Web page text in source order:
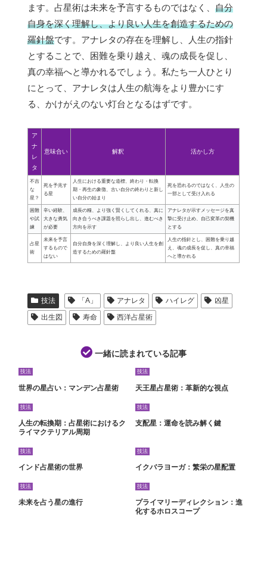
ます。占星術は未来を予言するものではなく、 自分
自身を深く理解し、より良い人生を創造するための
羅針盤です。アナレタの存在を理解し、人生の指針
とすることで、困難を乗り越え、魂の成長を促し、
真の幸福へと導かれるでしょう。私たち一人ひとり
にとって、アナレタは人生の航海をより豊かにす
る、かけがえのない灯台となるはずです。
ア
ナ
レ
タ
意味合い 解釈 活かし方
不吉
な
星？
死を予兆す
る星
人生における重要な道標、終わり・転換
期・再生の象徴、古い自分の終わりと新し
い自分の始まり
死を恐れるのではなく、人生の
一部として受け入れる
困難
や試
練
辛い経験、
大きな勇気
が必要
成長の糧、より強く賢くしてくれる、真に
向き合うべき課題を照らし出し、進むべき
方向を示す
アナレタが示すメッセージを真
摯に受け止め、自己変革の契機
とする
占星
術
未来を予言
するもので
はない
自分自身を深く理解し、より良い人生を創
造するための羅針盤
人生の指針とし、困難を乗り越
え、魂の成長を促し、真の幸福
へと導かれる
技法 「A」 アナレタ ハイレグ
凶星
出生図
寿命 西洋占星術
一緒に読まれている記事
技法
世界の星占い：マンデン占星術
技法
天王星占星術：革新的な視点
技法
人生の転換期：占星術におけるク
ライマクテリアル周期
技法
支配星：運命を読み解く鍵
技法
インド占星術の世界
技法
イクバラヨーガ：繁栄の星配置
技法
未来を占う星の進行
技法
プライマリーディレクション：進
化するホロスコープ